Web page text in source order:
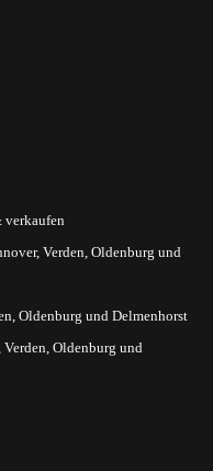
verkaufen
Verden, Oldenburg und
Oldenburg und Delmenhorst
Oldenburg und